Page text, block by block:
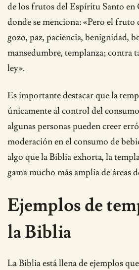
de los frutos del Espíritu Santo en
donde se menciona: «Pero el fruto
gozo, paz, paciencia, benignidad,
mansedumbre, templanza; contra
ley».
Es importante destacar que la
únicamente al control del
algunas personas pueden creer
moderación en el consumo de
algo que la Biblia exhorta, la
gama mucho más amplia de áreas
Ejemplos de
la Biblia
La Biblia está llena de ejemplos